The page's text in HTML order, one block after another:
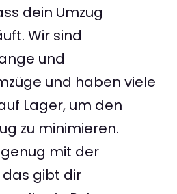
dein Umzug
Wir sind
und
und haben viele
Lager, um den
zu minimieren.
mit der
gibt dir